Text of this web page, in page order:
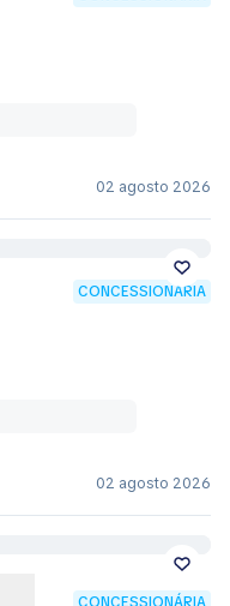
02 agosto 2026
CONCESSIONÁRIA
02 agosto 2026